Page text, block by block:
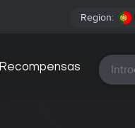
Region:
Recompensas